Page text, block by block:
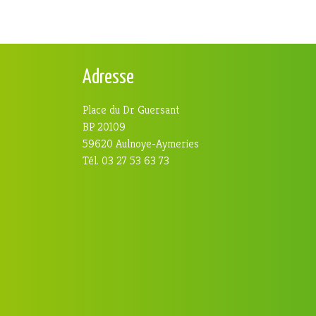
Adresse
Place du Dr Guersant
BP 20109
59620 Aulnoye-Aymeries
Tél. 03 27 53 63 73